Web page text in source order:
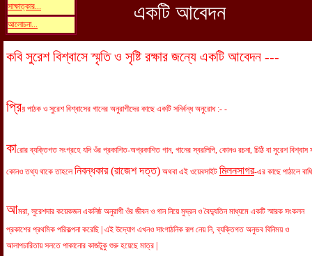
একটি আবেদন
কবি সুরেশ বিশ্বাসে স্মৃতি ও সৃষ্টি রক্ষার জন্যে একটি আবেদন ---
প্রিয় পাঠক ও সুরেশ বিশ্বাসের গানের অনুরাগীদের কাছে একটি সনির্বন্ধ অনুরোধ :- -
কারোর ব্যক্তিগত সংগ্রহে যদি ওঁর প্রকাশিত-অপ্রকাশিত গান, গানের স্বরলিপি, কোনও রচনা, চিঠি বা সুরেশ বিশ্বাস
কোনও তথ্য থাকে তাহলে নিবন্ধকার (রাজেশ দত্ত) অথবা এই ওয়েবসাইট মিলনসাগর-এর কাছে পাঠালে
আমরা, সুরেশদার কয়েকজন একনিষ্ঠ অনুরাগী ওঁর জীবন ও গান নিয়ে মুদ্রন ও বৈদ্যুতিন মাধ্যমে একটি স্মারক সংকলন
প্রকাশের প্রথমিক পরিকল্পনা করেছি | এই উদ্যোগ এখনও সাংগাঠনিক রূপ নেয় নি, ব্যক্তিগত অনুভব বিনিময় ও
আলাপচারিতায় সলতে পাকানোর কাজটুকু শুরু হয়েছে মাত্র |
সাক্ষাত্কার...
আলোচনা...